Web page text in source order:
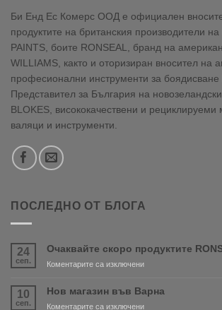
Би Енд Ес Комерс ООД е официален
продуктите на британския производители
PAINTS, боите RONSEAL, бранд на
WILLIAMS, както и оторизиран вносител на
професионални инструменти за боядисване
Представител за България на
BLOKES, висококачествени и
валяци и инструменти.
ПОСЛЕДНО ОТ БЛОГА
24
сеп.
Очаквайте скоро продуктите
Коментарите са изключениза
продуктите
10
сеп.
Нов магазин във Варна
Коментарите са изключениза